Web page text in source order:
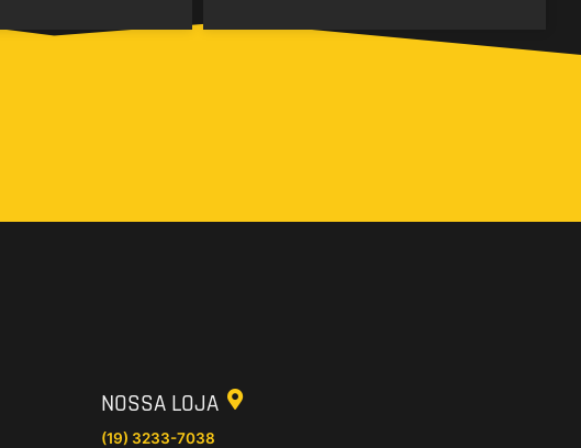
NOSSA LOJA
(19) 3233-7038